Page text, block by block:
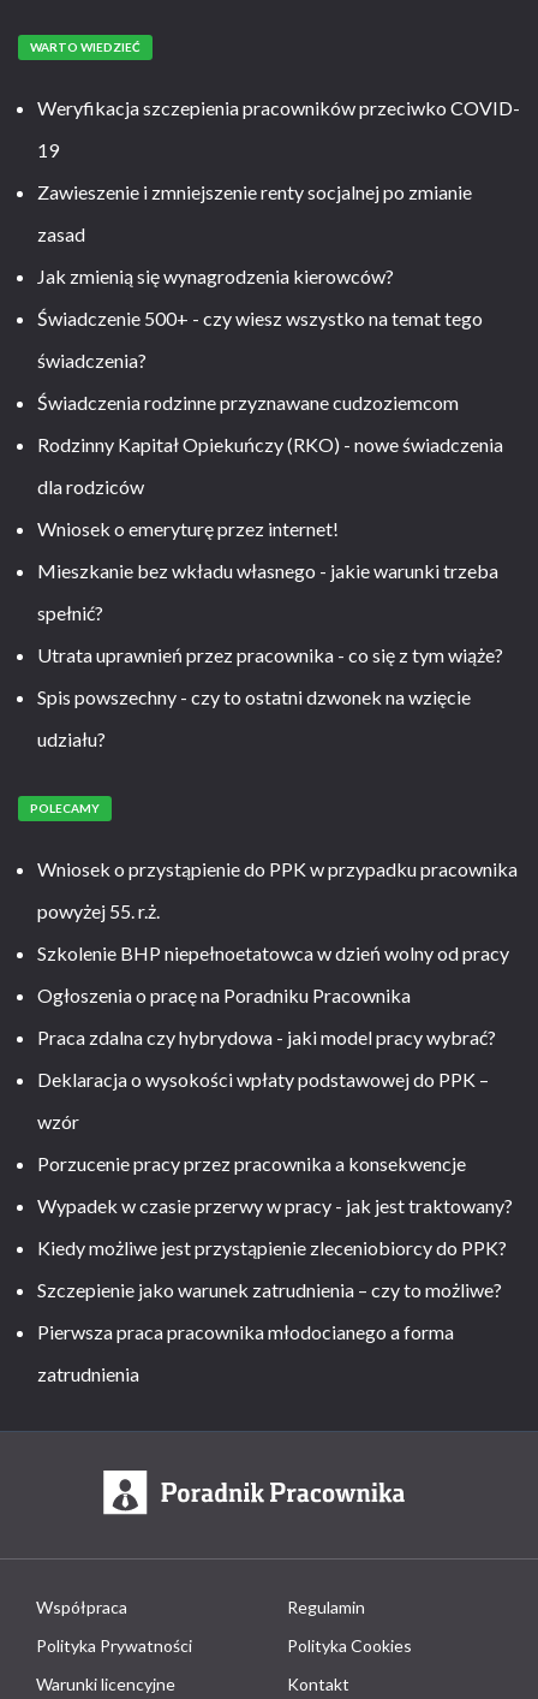
WARTO WIEDZIEĆ
Weryfikacja szczepienia pracowników przeciwko COVID-
19
Zawieszenie i zmniejszenie renty socjalnej po zmianie
zasad
Jak zmienią się wynagrodzenia kierowców?
Świadczenie 500+ - czy wiesz wszystko na temat tego
świadczenia?
Świadczenia rodzinne przyznawane cudzoziemcom
Rodzinny Kapitał Opiekuńczy (RKO) - nowe świadczenia
dla rodziców
Wniosek o emeryturę przez internet!
Mieszkanie bez wkładu własnego - jakie warunki trzeba
spełnić?
Utrata uprawnień przez pracownika - co się z tym wiąże?
Spis powszechny - czy to ostatni dzwonek na wzięcie
udziału?
POLECAMY
Wniosek o przystąpienie do PPK w przypadku pracownika
powyżej 55. r.ż.
Szkolenie BHP niepełnoetatowca w dzień wolny od pracy
Ogłoszenia o pracę na Poradniku Pracownika
Praca zdalna czy hybrydowa - jaki model pracy wybrać?
Deklaracja o wysokości wpłaty podstawowej do PPK –
wzór
Porzucenie pracy przez pracownika a konsekwencje
Wypadek w czasie przerwy w pracy - jak jest traktowany?
Kiedy możliwe jest przystąpienie zleceniobiorcy do PPK?
Szczepienie jako warunek zatrudnienia – czy to możliwe?
Pierwsza praca pracownika młodocianego a forma
zatrudnienia
Współpraca
Regulamin
Polityka Prywatności
Polityka Cookies
Warunki licencyjne
Kontakt